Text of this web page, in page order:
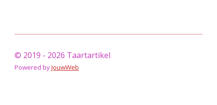
© 2019 - 2026 Taartartikel
Powered byJouwWeb